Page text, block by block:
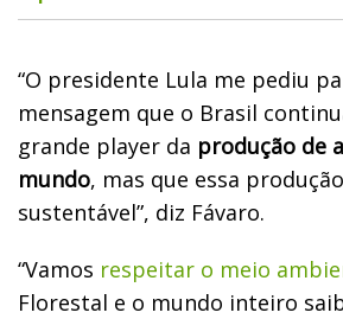
“O presidente Lula me pediu
mensagem que o Brasil
grande player da produção de
mundo, mas que essa
sustentável”, diz Fávaro.
“Vamos respeitar o meio
Florestal e o mundo inteiro